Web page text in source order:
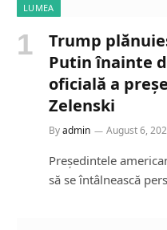
LUMEA
Trump
Putin înainte
oficială a
Zelenski
Byadmin August 6,
Președintele
să se întâlnească